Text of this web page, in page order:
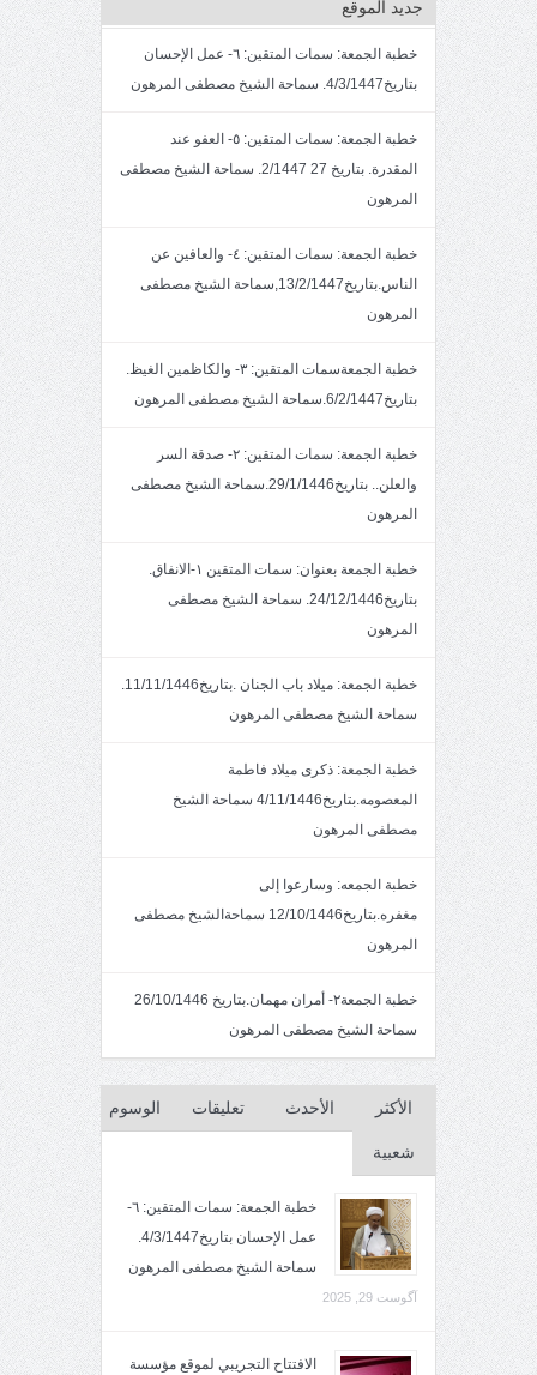
جديد الموقع
خطبة الجمعة: سمات المتقين: ٦- عمل الإحسان
بتاريخ4/3/1447. سماحة الشيخ مصطفى المرهون
خطبة الجمعة: سمات المتقين: ٥- العفو عند
المقدرة. بتاريخ 27 2/1447. سماحة الشيخ مصطفى
المرهون
خطبة الجمعة: سمات المتقين: ٤- والعافين عن
الناس.بتاريخ13/2/1447,سماحة الشيخ مصطفى
المرهون
خطبة الجمعةسمات المتقين: ٣- والكاظمين الغيظ.
بتاريخ6/2/1447.سماحة الشيخ مصطفى المرهون
خطبة الجمعة: سمات المتقين: ٢- صدقة السر
والعلن.. بتاريخ29/1/1446.سماحة الشيخ مصطفى
المرهون
خطبة الجمعة بعنوان: سمات المتقين ١-الانفاق.
بتاريخ24/12/1446. سماحة الشيخ مصطفى
المرهون
خطبة الجمعة: ميلاد باب الجنان .بتاريخ11/11/1446.
سماحة الشيخ مصطفى المرهون
خطبة الجمعة: ذكرى ميلاد فاطمة
المعصومه.بتاريخ4/11/1446 سماحة الشيخ
مصطفى المرهون
خطبة الجمعه: وسارعوا إلى
مغفره.بتاريخ12/10/1446 سماحةالشيخ مصطفى
المرهون
خطبة الجمعة٢- أمران مهمان.بتاريخ 26/10/1446
سماحة الشيخ مصطفى المرهون
الأكثر
شعبية
الأحدث تعليقات الوسوم
خطبة الجمعة: سمات المتقين: ٦-
عمل الإحسان بتاريخ4/3/1447.
سماحة الشيخ مصطفى المرهون
آگوست 29, 2025
الافتتاح التجريبي لموقع مؤسسة